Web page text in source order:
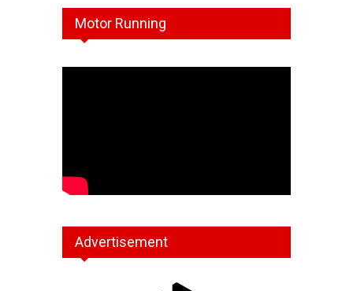
Motor Running
Advertisement